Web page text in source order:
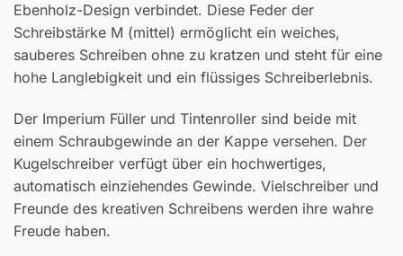
Ebenholz-Design verbindet. Diese Feder der
Schreibstärke M (mittel) ermöglicht ein weiches,
sauberes Schreiben ohne zu kratzen und steht für eine
hohe Langlebigkeit und ein flüssiges Schreiberlebnis.
Der Imperium Füller und Tintenroller sind beide mit
einem Schraubgewinde an der Kappe versehen. Der
Kugelschreiber verfügt über ein hochwertiges,
automatisch einziehendes Gewinde. Vielschreiber und
Freunde des kreativen Schreibens werden ihre wahre
Freude haben.